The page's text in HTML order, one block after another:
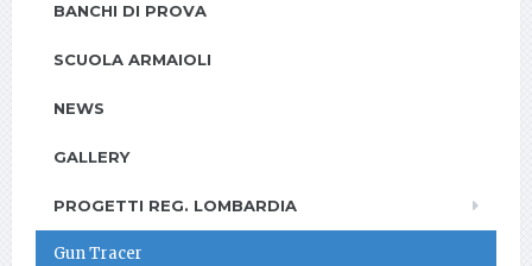
BANCHI DI PROVA
SCUOLA ARMAIOLI
NEWS
GALLERY
PROGETTI REG. LOMBARDIA
Gun Tracer